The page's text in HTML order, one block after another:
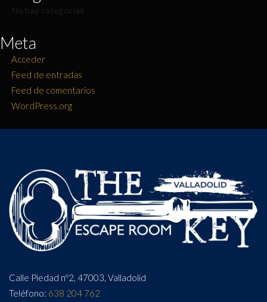
Meta
Acceder
Feed de entradas
Feed de comentarios
WordPress.org
Calle Piedad nº2, 47003, Valladolid
Teléfono: 638 204 762